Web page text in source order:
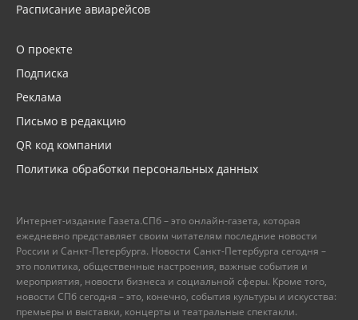
Расписание авиарейсов
О проекте
Подписка
Реклама
Письмо в редакцию
QR код компании
Политика обработки персональных данных
Интернет-издание Газета.СПб – это онлайн-газета, которая
ежедневно представляет своим читателям последние новости
России и Санкт-Петербурга. Новости Санкт-Петербурга сегодня –
это политика, общественные настроения, важные события и
мероприятия, новости бизнеса и социальной сферы. Кроме того,
новости СПб сегодня – это, конечно, события культуры и искусства:
премьеры и выставки, концерты и театральные спектакли.